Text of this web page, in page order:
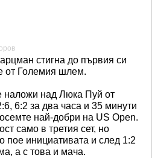
стигна до първия си
от Големия шлем.
наложи над Люка Пуй от
6:2 за два часа и 35 минути
най-добри на US Open.
само в третия сет, но
пое инициативата и след 1:2
а с това и мача.